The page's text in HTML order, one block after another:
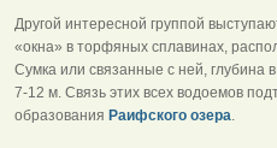
Другой интересной группой
«окна» в торфяных сплавинах,
Сумка или связанные с ней, глубина
7-12 м. Связь этих всех водоемов
образования Раифского озера.